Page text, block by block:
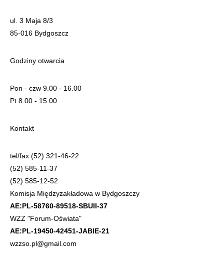
ul. 3 Maja 8/3
85-016 Bydgoszcz
Godziny otwarcia
Pon - czw 9.00 - 16.00
Pt 8.00 - 15.00
Kontakt
tel/fax (52) 321-46-22
(52) 585-11-37
(52) 585-12-52
Komisja Międzyzakładowa w Bydgoszczy
AE:PL-58760-89518-SBUII-37
WZZ "Forum-Oświata"
AE:PL-19450-42451-JABIE-21
wzzso.pl@gmail.com